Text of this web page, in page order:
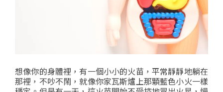
想像你的身體裡，有一個小小的火苗，平常靜靜地躺在
那裡，不吵不鬧，就像你家瓦斯爐上那顆藍色小火一樣